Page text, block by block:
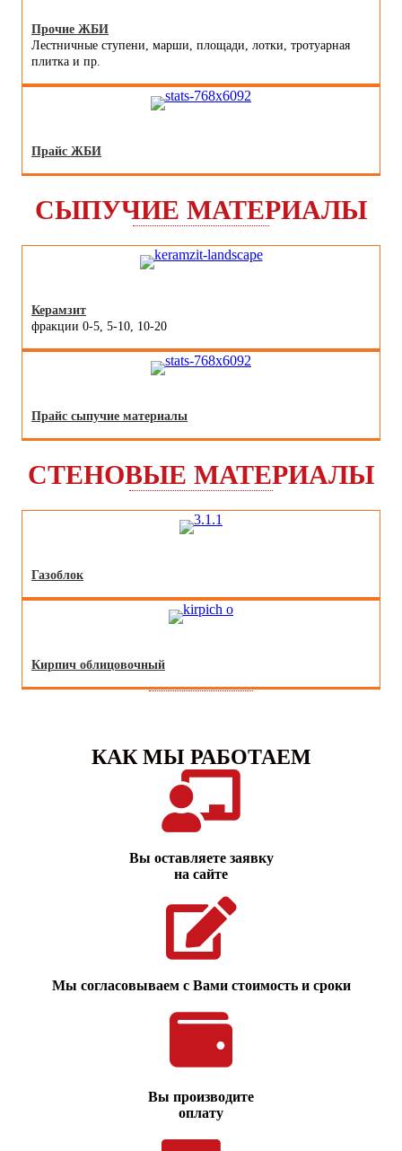
Прочие ЖБИ
Лестничные ступени, марши, площади, лотки, тротуарная
плитка и пр.
Прайс ЖБИ
СЫПУЧИЕ МАТЕРИАЛЫ
Керамзит
фракции 0-5, 5-10, 10-20
Прайс сыпучие материалы
СТЕНОВЫЕ МАТЕРИАЛЫ
Газоблок
Кирпич облицовочный
КАК МЫ РАБОТАЕМ
Вы оставляете заявку
на сайте
Мы согласовываем с Вами стоимость и сроки
Вы производите
оплату